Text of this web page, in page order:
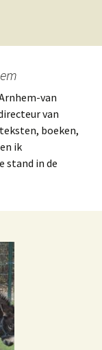
van
van
boeken,
ik
stand in de